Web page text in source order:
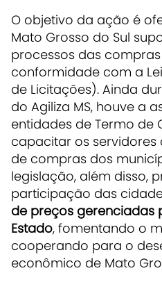
O objetivo da ação é
Mato Grosso do Sul
processos das
conformidade com a Lei
de Licitações). Ainda
do Agiliza MS, houve a
entidades de Termo
capacitar os
de compras dos
legislação, além disso,
participação das
de preços gerenciadas
Estado, fomentando o
cooperando para o
econômico de Mato